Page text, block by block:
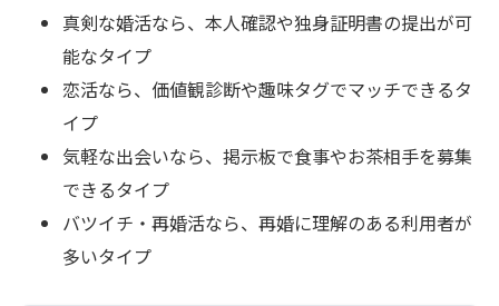
真剣な婚活なら、本人確認や独身証明書の提出が可
能なタイプ
恋活なら、価値観診断や趣味タグでマッチできるタ
イプ
気軽な出会いなら、掲示板で食事やお茶相手を募集
できるタイプ
バツイチ・再婚活なら、再婚に理解のある利用者が
多いタイプ